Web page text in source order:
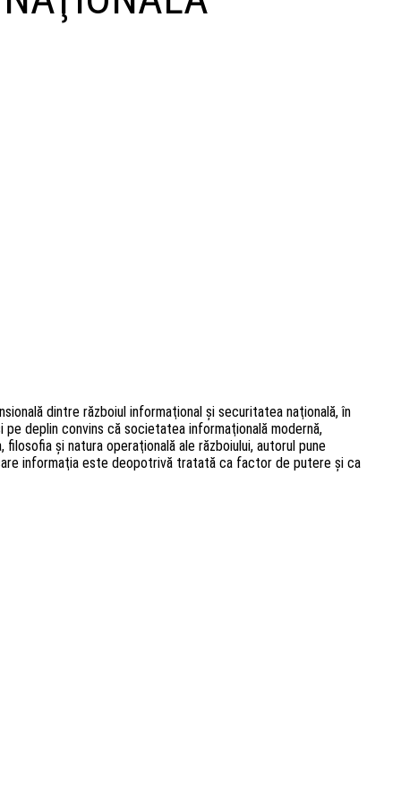
dintre războiul informaţional şi securitatea naţională, în
deplin convins că societatea informaţională modernă,
şi natura operaţională ale războiului, autorul pune
informaţia este deopotrivă tratată ca factor de putere şi ca